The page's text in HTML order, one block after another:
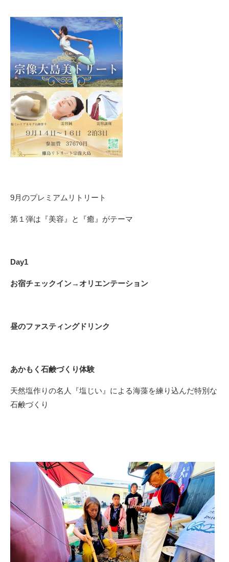
9月のプレミアムリトリート
第１弾は『美容』と『癒』がテーマ
Day1
お宿チェックイン→オリエンテーション
昼のファスティングドリンク
あかもく石鹸づくり体験
天然塩作りの名人『塩じい』による海藻を練り込んだ特別な
石鹸づくり